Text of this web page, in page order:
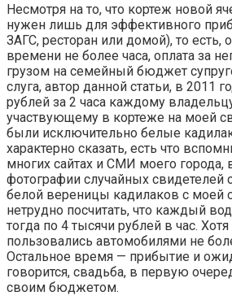
Несмотря на то, что кортеж новой
нужен лишь для эффективного
ЗАГС, ресторан или домой), то есть,
времени не более часа, оплата за
грузом на семейный бюджет
слуга, автор данной статьи, в 2011
рублей за 2 часа каждому
участвующему в кортеже на моей
были исключительно белые
характерно сказать, есть что
многих сайтах и СМИ моего города,
фотографии случайных свидетелей
белой вереницы кадилаков с моей
нетрудно посчитать, что каждый
тогда по 4 тысячи рублей в час.
пользовались автомобилями не
Остальное время — прибытие и
говорится, свадьба, в первую
своим бюджетом.